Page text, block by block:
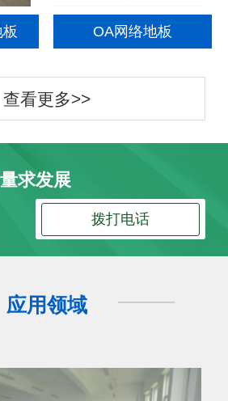
OA网络地板
查看更多>>
求发展
拨打电话
应用领域